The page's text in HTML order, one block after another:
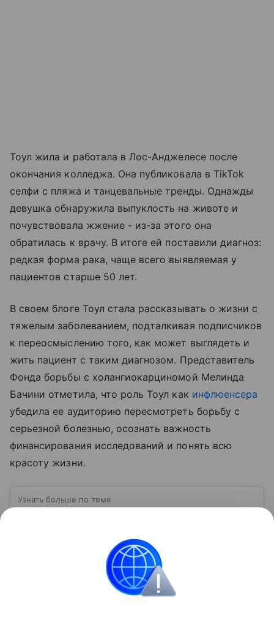
Тоул жила и работала в Лос-Анджелесе после
окончания колледжа. Она публиковала в TikTok
селфи с пляжа и танцевальные тренды. Однажды
девушка обнаружила выпуклость на животе и
почувствовала жжение - из-за этого она
обратилась к врачу. В итоге ей поставили диагноз:
редкая форма рака, чаще всего выявляемая у
пациентов старше 50 лет.
В своем блоге Тоул стала рассказывать о жизни с
тяжелым заболеванием, подталкивая подписчиков
к переосмыслению того, как может выглядеть и
жить пациент с таким диагнозом. Представитель
Фонда борьбы с холангиокарциномой Мелинда
Бачини отметила, что роль Тоул как инфлюенсера
убедила ее аудиторию пересмотреть борьбу с
серьезной болезнью, осознать важность
финансирования исследований и понять всю
красоту жизни.
Узнать больше по теме
Сегодня инфлюенсер — не просто блогер, а
ключевая фигура в маркетинге, бизнесе и даже
общественной жизни.